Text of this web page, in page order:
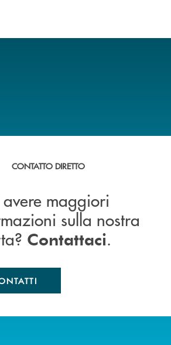
maggiori informazioni sulla
CONTATTO DIRETTO
maggiori
sulla nostra
Contattaci.